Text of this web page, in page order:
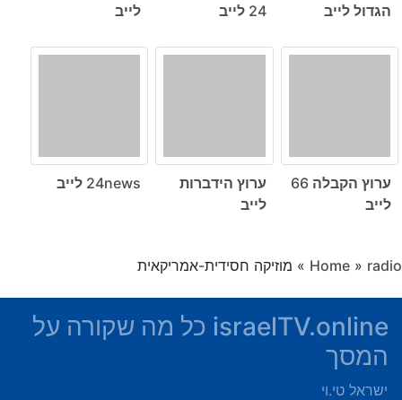
הגדול לייב
24 לייב
לייב
ערוץ הקבלה 66
לייב
ערוץ הידברות
לייב
24news לייב
Home » radio
» מוזיקה חסידית-אמריקאית
israelTV.online כל מה שקורה על
המסך
ישראל טי.וי